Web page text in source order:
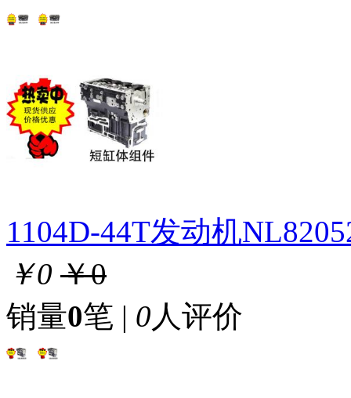
1104D-44T发动机
￥0 ￥0
销量0笔 | 0人评价